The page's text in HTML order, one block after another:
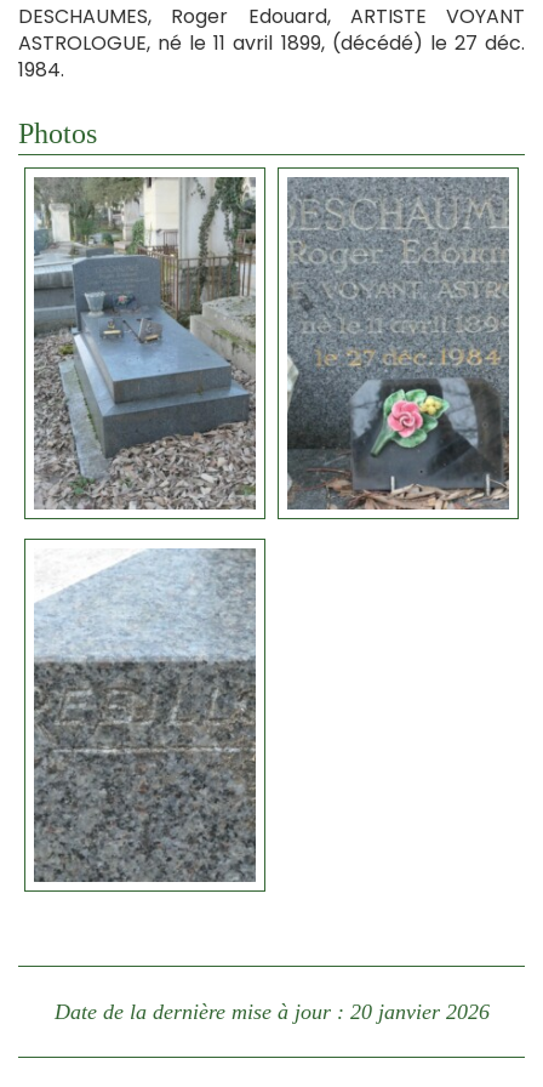
DESCHAUMES, Roger Edouard, ARTISTE VOYANT
ASTROLOGUE, né le 11 avril 1899, (décédé) le 27 déc.
1984.
Photos
Date de la dernière mise à jour : 20 janvier 2026